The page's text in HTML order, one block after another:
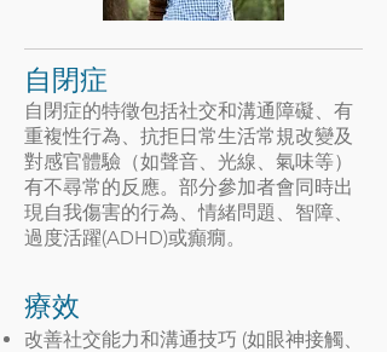
自閉症
自閉症的特徵包括社交和溝通障礙、有
重複性行為、抗拒日常生活常規改變及
對感官體驗（如聲音、光線、氣味等）
有不尋常的反應。部分參加者會同時出
現自我傷害的行為、情緒問題、智障、
過度活躍(ADHD)或癲癇。
療效
改善社交能力和溝通技巧 (如眼神接觸、